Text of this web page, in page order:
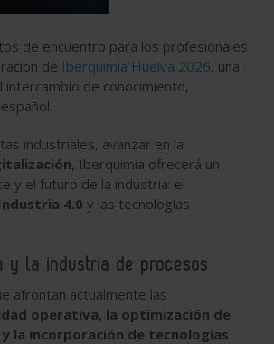
de encuentro para los profesionales
de Iberquimia Huelva 2026, una
de conocimiento,
industriales, avanzar en la
, Iberquimia ofrecerá un
y el futuro de la industria: el
4.0 y las tecnologías
y la industria de procesos
afrontan actualmente las
operativa, la optimización de
la incorporación de tecnologías